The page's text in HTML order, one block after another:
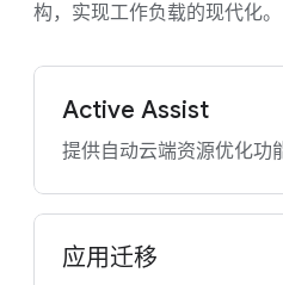
构，实现工作负载的现代化。
Active Assist
提供自动云端资源优化功
应用迁移